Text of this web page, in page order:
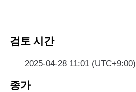
검토 시간
2025-04-28 11:01 (UTC+9:00)
종가